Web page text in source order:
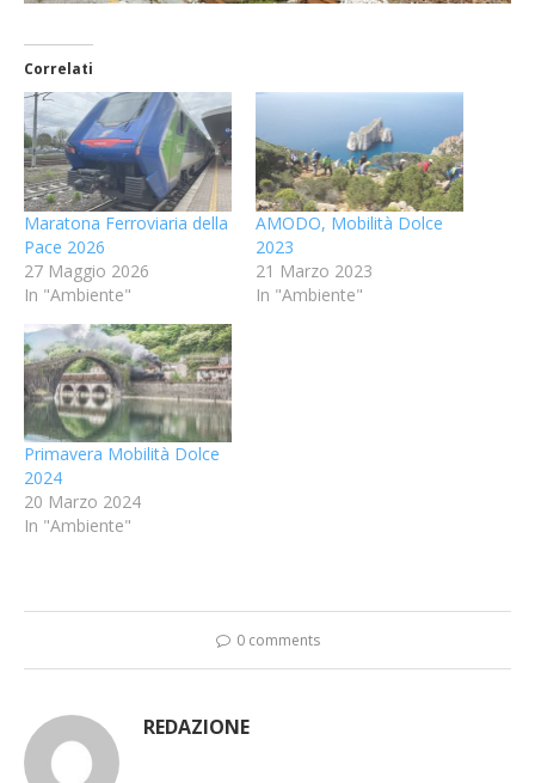
Correlati
Maratona Ferroviaria della
Pace 2026
27 Maggio 2026
In "Ambiente"
AMODO, Mobilità Dolce
2023
21 Marzo 2023
In "Ambiente"
Primavera Mobilità Dolce
2024
20 Marzo 2024
In "Ambiente"
0 comments
REDAZIONE